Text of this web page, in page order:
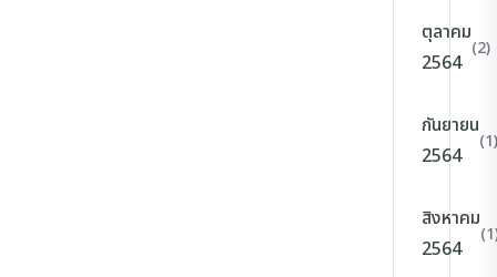
ตุลาคม
2564
(2)
กันยายน
2564
(1)
สิงหาคม
2564